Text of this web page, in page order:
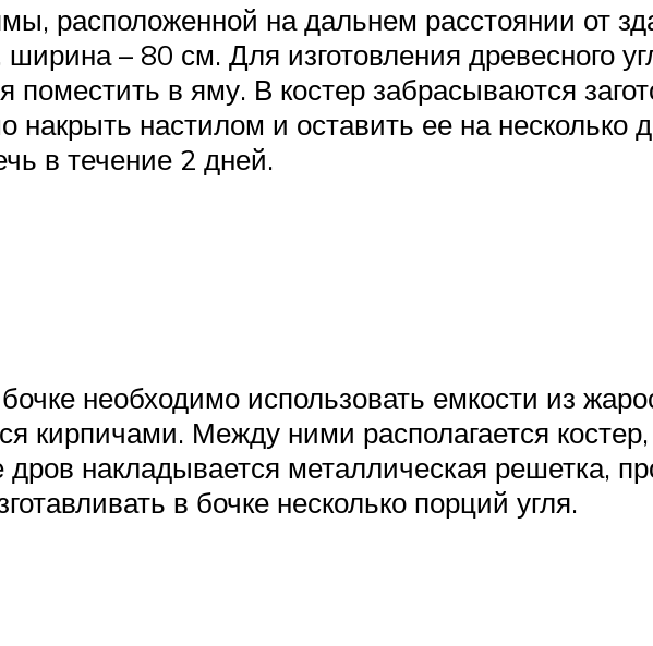
расположенной на дальнем расстоянии от
– 80 см. Для изготовления древесного
поместить в яму. В костер забрасываются
накрыть настилом и оставить ее на несколько
в течение 2 дней.
необходимо использовать емкости из
кирпичами. Между ними располагается
дров накладывается металлическая решетка,
в бочке несколько порций угля.